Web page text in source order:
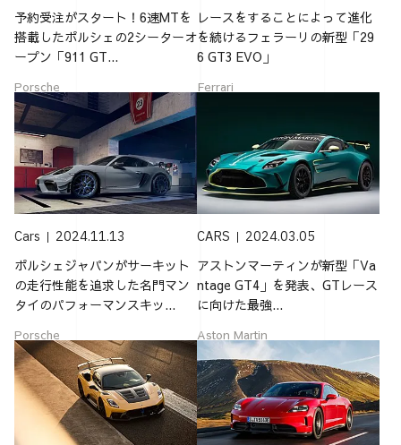
予約受注がスタート！6速MTを
搭載したポルシェの2シーターオ
ープン「911 GT...
Porsche
レースをすることによって進化
を続けるフェラーリの新型「29
6 GT3 EVO」
Ferrari
Cars 2024.11.13
ポルシェジャパンがサーキット
の走行性能を追求した名門マン
タイのパフォーマンスキッ...
Porsche
CARS 2024.03.05
アストンマーティンが新型「Va
ntage GT4」を発表、GTレース
に向けた最強...
Aston Martin